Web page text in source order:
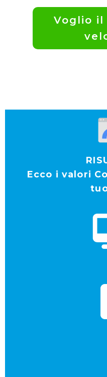
Voglio
Ecco i valori